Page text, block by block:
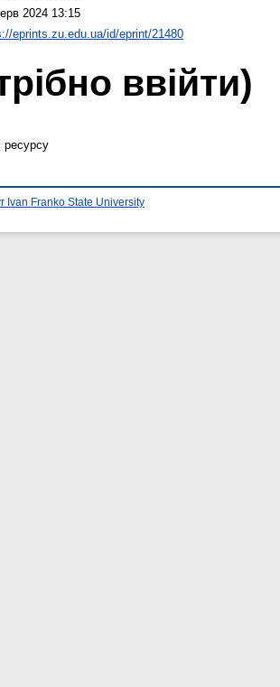
2024 13:15
eprints.zu.edu.ua/id/eprint/21480
ввійти)
ресурсу
Ivan Franko State University